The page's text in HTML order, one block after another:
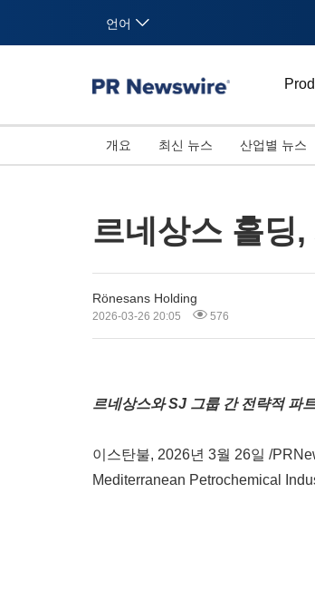
언어
개요 최신 뉴스 산업별 뉴스
르네상스 홀딩
Rönesans Holding
2026-03-26 20:05 576
르네상스와SJ 그룹 간 전략적 파
이스탄불, 2026년 3월 26일 /
Mediterranean Petrochemical